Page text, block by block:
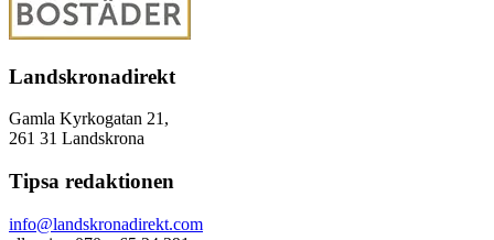
Landskronadirekt
Gamla Kyrkogatan 21,
261 31 Landskrona
Tipsa redaktionen
info@landskronadirekt.com